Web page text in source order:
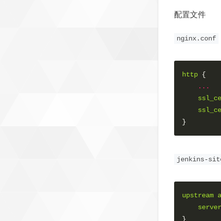
配置文件
nginx.conf
http {
...
}
jenkins-
upstream
server
}